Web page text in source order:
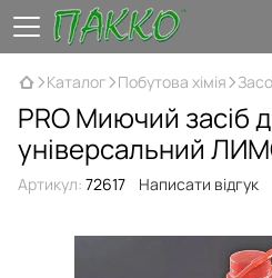
Каталог Побутова хімія
PRO Миючий засіб
універсальний
Артикул: 72617 Написати відгук